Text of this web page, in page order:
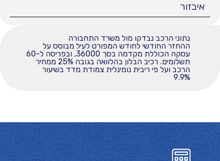
איבזור
נתוני הרכב נבדקו מול משרד התחבורה
ההחזר החודשי לחודש המפורט לעיל מבוסס על
עסקה הכוללת מקדמה בסך 36000, ובפריסה ל-60
תשלומים. רכיב הבלון בהלוואה בגובה 25% ממחיר
הרכב ועל פי ריבית נומינלית צמודת מדד בשיעור
9.9%